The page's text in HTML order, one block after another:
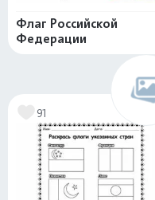
Флаг Российской
Федерации
91